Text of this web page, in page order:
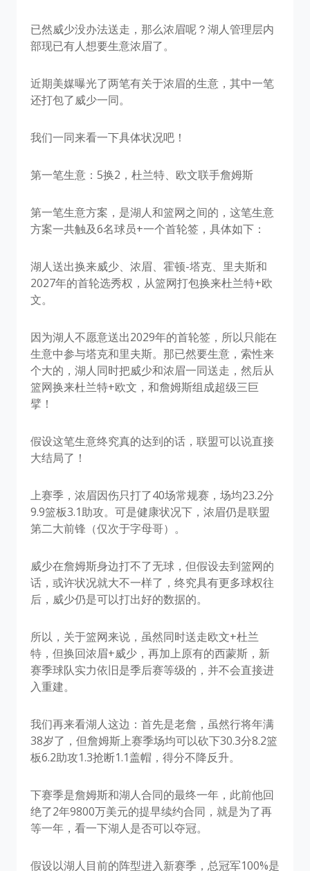
已然威少没办法送走，那么浓眉呢？湖人管理层内
部现已有人想要生意浓眉了。
近期美媒曝光了两笔有关于浓眉的生意，其中一笔
还打包了威少一同。
我们一同来看一下具体状况吧！
第一笔生意：5换2，杜兰特、欧文联手詹姆斯
第一笔生意方案，是湖人和篮网之间的，这笔生意
方案一共触及6名球员+一个首轮签，具体如下：
湖人送出换来威少、浓眉、霍顿-塔克、里夫斯和
2027年的首轮选秀权，从篮网打包换来杜兰特+欧
文。
因为湖人不愿意送出2029年的首轮签，所以只能在
生意中参与塔克和里夫斯。那已然要生意，索性来
个大的，湖人同时把威少和浓眉一同送走，然后从
篮网换来杜兰特+欧文，和詹姆斯组成超级三巨
擘！
假设这笔生意终究真的达到的话，联盟可以说直接
大结局了！
上赛季，浓眉因伤只打了40场常规赛，场均23.2分
9.9篮板3.1助攻。可是健康状况下，浓眉仍是联盟
第二大前锋（仅次于字母哥）。
威少在詹姆斯身边打不了无球，但假设去到篮网的
话，或许状况就大不一样了，终究具有更多球权往
后，威少仍是可以打出好的数据的。
所以，关于篮网来说，虽然同时送走欧文+杜兰
特，但换回浓眉+威少，再加上原有的西蒙斯，新
赛季球队实力依旧是季后赛等级的，并不会直接进
入重建。
我们再来看湖人这边：首先是老詹，虽然行将年满
38岁了，但詹姆斯上赛季场均可以砍下30.3分8.2篮
板6.2助攻1.3抢断1.1盖帽，得分不降反升。
下赛季是詹姆斯和湖人合同的最终一年，此前他回
绝了2年9800万美元的提早续约合同，就是为了再
等一年，看一下湖人是否可以夺冠。
假设以湖人目前的阵型进入新赛季，总冠军100%是